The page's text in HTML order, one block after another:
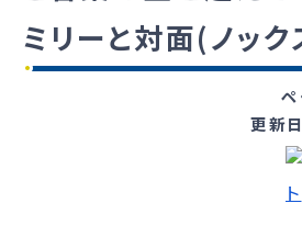
ミリーと対面(ノッ
更新日